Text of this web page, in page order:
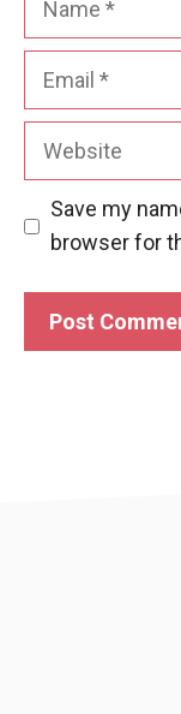
Website
Save my
browser for